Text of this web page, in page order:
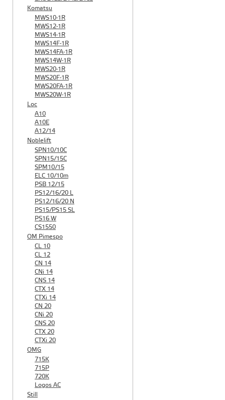
Komatsu
MWS10-1R
MWS12-1R
MWS14-1R
MWS14F-1R
MWS14FA-1R
MWS14W-1R
MWS20-1R
MWS20F-1R
MWS20FA-1R
MWS20W-1R
Loc
A10
A10E
A12/14
Noblelift
SPN10/10C
SPN15/15C
SPM10/15
ELC 10/10m
PSB 12/15
PS12/16/20 L
PS12/16/20 N
PS15/PS15 SL
PS16 W
CS1550
OM Pimespo
CL 10
CL 12
CN 14
CNi 14
CNS 14
CTX 14
CTXi 14
CN 20
CNi 20
CNS 20
CTX 20
CTXi 20
OMG
715K
715P
720K
Logos AC
Still